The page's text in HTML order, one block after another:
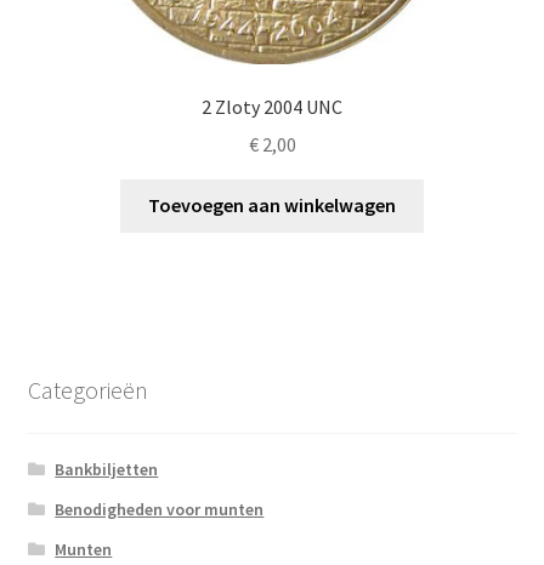
2 Zloty 2004 UNC
€2,00
Toevoegen aan winkelwagen
Categorieën
Bankbiljetten
Benodigheden voor munten
Munten